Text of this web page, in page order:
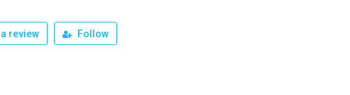
review Follow